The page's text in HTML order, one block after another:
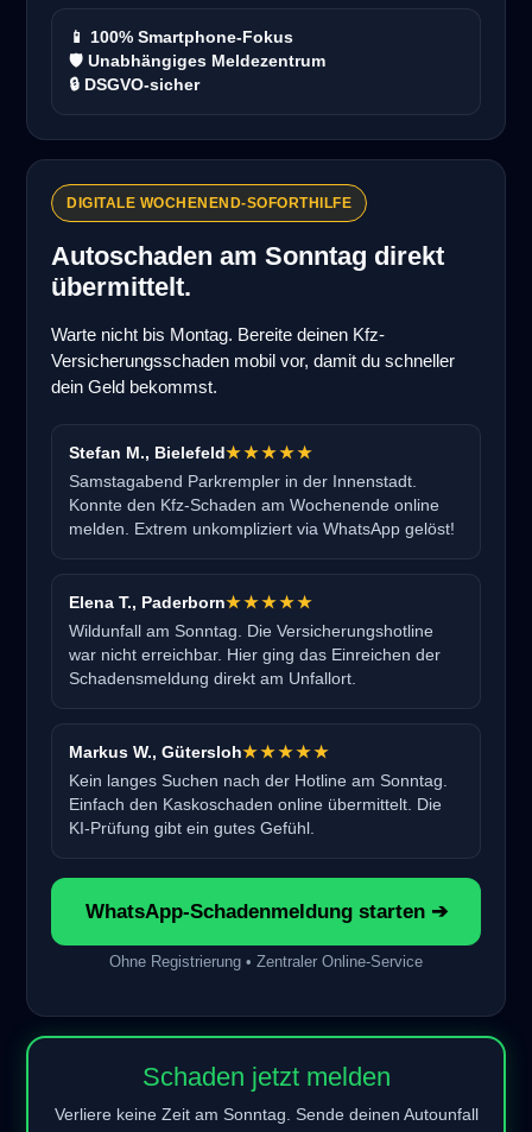
📱 100% Smartphone-Fokus
🛡️ Unabhängiges Meldezentrum
🔒 DSGVO-sicher
DIGITALE WOCHENEND-SOFORTHILFE
Autoschaden am Sonntag direkt
übermittelt.
Warte nicht bis Montag. Bereite deinen Kfz-
Versicherungsschaden mobil vor, damit du schneller
dein Geld bekommst.
Stefan M., Bielefeld★★★★★
Samstagabend Parkrempler in der Innenstadt.
Konnte den Kfz-Schaden am Wochenende online
melden. Extrem unkompliziert via WhatsApp gelöst!
Elena T., Paderborn★★★★★
Wildunfall am Sonntag. Die Versicherungshotline
war nicht erreichbar. Hier ging das Einreichen der
Schadensmeldung direkt am Unfallort.
Markus W., Gütersloh★★★★★
Kein langes Suchen nach der Hotline am Sonntag.
Einfach den Kaskoschaden online übermittelt. Die
KI-Prüfung gibt ein gutes Gefühl.
WhatsApp-Schadenmeldung starten ➔
Ohne Registrierung • Zentraler Online-Service
Schaden jetzt melden
Verliere keine Zeit am Sonntag. Sende deinen Autounfall